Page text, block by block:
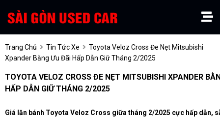
Trang Chủ Tin Tức Xe
Toyota Veloz Cross Đe Nẹt Mitsubishi
Xpander Bằng Ưu Đãi Hấp Dẫn Giữ Tháng 2/2025
TOYOTA VELOZ CROSS ĐE NẸT MITSUBISHI XPANDER
HẤP DẪN GIỮ THÁNG 2/2025
Giá lăn bánh Toyota Veloz Cross giữa tháng 2/2025 cực hấp dẫn,